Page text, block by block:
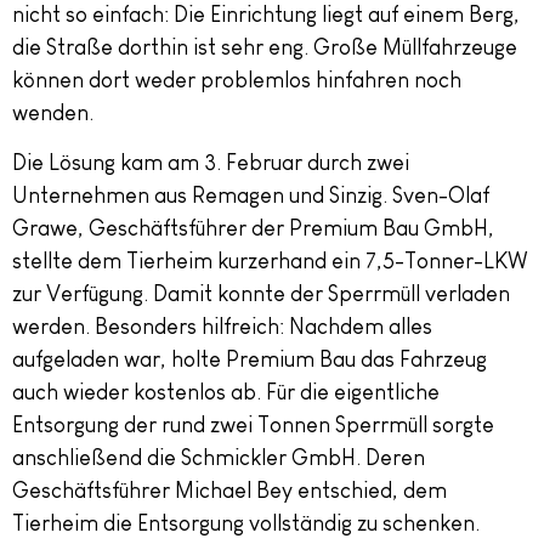
nicht so einfach: Die Einrichtung liegt auf einem Berg,
die Straße dorthin ist sehr eng. Große Müllfahrzeuge
können dort weder problemlos hinfahren noch
wenden.
Die Lösung kam am 3. Februar durch zwei
Unternehmen aus Remagen und Sinzig. Sven-Olaf
Grawe, Geschäftsführer der Premium Bau GmbH,
stellte dem Tierheim kurzerhand ein 7,5-Tonner-LKW
zur Verfügung. Damit konnte der Sperrmüll verladen
werden. Besonders hilfreich: Nachdem alles
aufgeladen war, holte Premium Bau das Fahrzeug
auch wieder kostenlos ab. Für die eigentliche
Entsorgung der rund zwei Tonnen Sperrmüll sorgte
anschließend die Schmickler GmbH. Deren
Geschäftsführer Michael Bey entschied, dem
Tierheim die Entsorgung vollständig zu schenken.